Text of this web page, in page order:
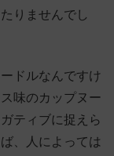
りませんでし
ドルなんですけ
味のカップヌー
ティブに捉えら
、人によっては